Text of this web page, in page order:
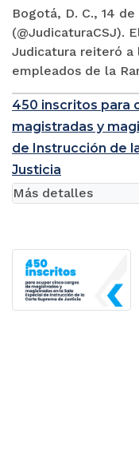
Bogotá, D. C., 14
(@JudicaturaCSJ).
Judicatura reiteró a
empleados de la
450 inscritos para
magistradas y
de Instrucción de
Justicia
Más detalles